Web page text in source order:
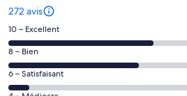
272 avis
Note
des
voyageurs
de 10
(Excellent),
10 – Excellent
Note
des
voyageurs
8 – Bien
Note
des
6 – Satisfaisant